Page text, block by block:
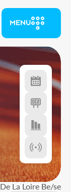
MENU
La Loire Be/se